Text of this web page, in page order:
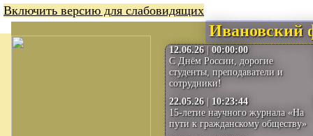
Включить версию для слабовидящих
Ивановский
12.06.26| 00:00:00
С Днём России, дорогие
студенты, преподаватели и
сотрудники!
22.05.26| 10:23:44
15-летие научного журнала «На
пути к гражданскому обществу»